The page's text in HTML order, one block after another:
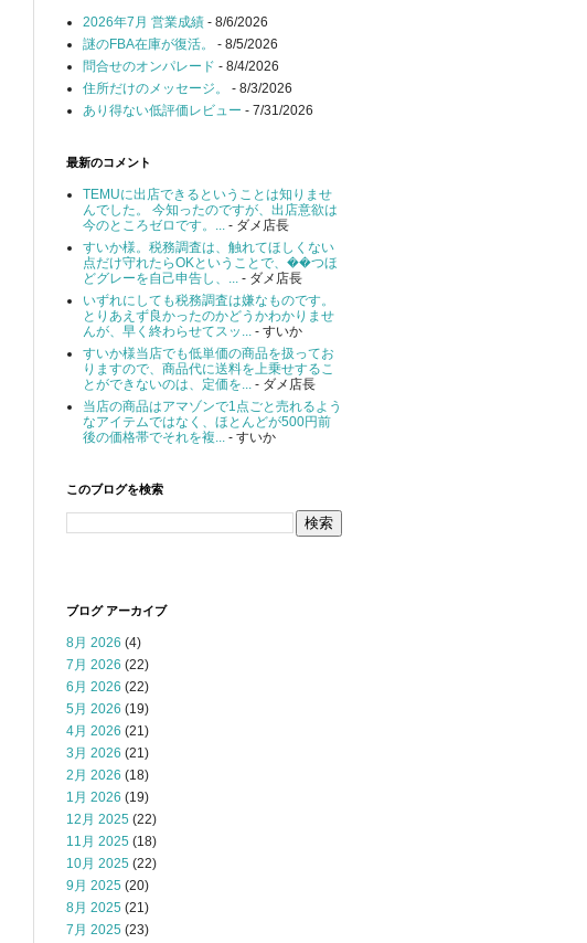
2026年7月 営業成績 - 8/6/2026
謎のFBA在庫が復活。
- 8/5/2026
問合せのオンパレード - 8/4/2026
住所だけのメッセージ。
- 8/3/2026
あり得ない低評価レビュー - 7/31/2026
最新のコメント
TEMUに出店できるということは知りませ
んでした。 今知ったのですが、出店意欲は
今のところゼロです。... - ダメ店長
すいか様。税務調査は、触れてほしくない
点だけ守れたらOKということで、��つほ
どグレーを自己申告し、... - ダメ店長
いずれにしても税務調査は嫌なものです。
とりあえず良かったのかどうかわかりませ
んが、早く終わらせてスッ... - すいか
すいか様当店でも低単価の商品を扱ってお
りますので、商品代に送料を上乗せするこ
とができないのは、定価を... - ダメ店長
当店の商品はアマゾンで1点ごと売れるよう
なアイテムではなく、ほとんどが500円前
後の価格帯でそれを複... - すいか
このブログを検索
ブログ アーカイブ
8月 2026 (4)
7月 2026 (22)
6月 2026 (22)
5月 2026 (19)
4月 2026 (21)
3月 2026 (21)
2月 2026 (18)
1月 2026 (19)
12月 2025 (22)
11月 2025 (18)
10月 2025 (22)
9月 2025 (20)
8月 2025 (21)
7月 2025 (23)